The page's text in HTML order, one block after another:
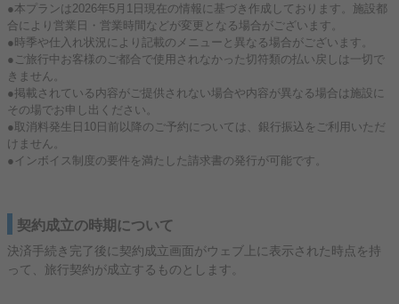
●本プランは2026年5月1日現在の情報に基づき作成しております。施設都
合により営業日・営業時間などが変更となる場合がございます。
●時季や仕入れ状況により記載のメニューと異なる場合がございます。
●ご旅行中お客様のご都合で使用されなかった切符類の払い戻しは一切で
きません。
●掲載されている内容がご提供されない場合や内容が異なる場合は施設に
その場でお申し出ください。
●取消料発生日10日前以降のご予約については、銀行振込をご利用いただ
けません。
●インボイス制度の要件を満たした請求書の発行が可能です。
契約成立の時期について
決済手続き完了後に契約成立画面がウェブ上に表示された時点を持
って、旅行契約が成立するものとします。